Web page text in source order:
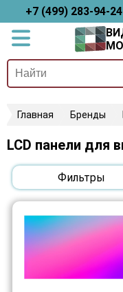
+7 (499) 283-94-24
Главная Бренды
LCD панели для
Фильтры